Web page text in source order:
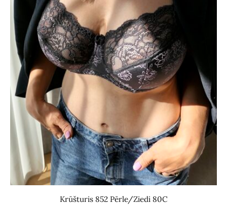
Krūšturis 852 Pērle/Ziedi 80C